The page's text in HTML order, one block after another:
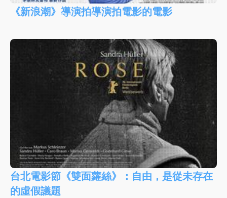
《新浪潮》導演拍導演拍電影的電影
台北電影節《雙面蘿絲》：自由，是從未存在
的虛假議題